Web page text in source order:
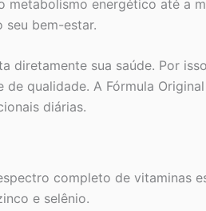
energético até a
bem-estar.
diretamente sua saúde. Por
qualidade. A Fórmula
diárias.
completo de vitaminas
e selênio.